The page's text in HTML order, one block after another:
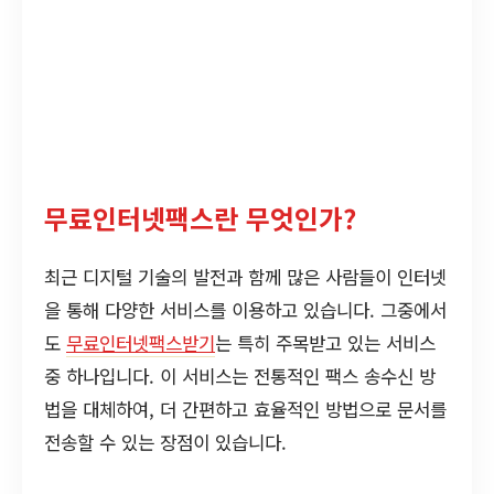
무료인터넷팩스란 무엇인가?
최근 디지털 기술의 발전과 함께 많은 사람들이 인터넷
을 통해 다양한 서비스를 이용하고 있습니다. 그중에서
도 무료인터넷팩스받기는 특히 주목받고 있는 서비스
중 하나입니다. 이 서비스는 전통적인 팩스 송수신 방
법을 대체하여, 더 간편하고 효율적인 방법으로 문서를
전송할 수 있는 장점이 있습니다.